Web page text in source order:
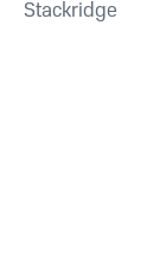
Stackridge